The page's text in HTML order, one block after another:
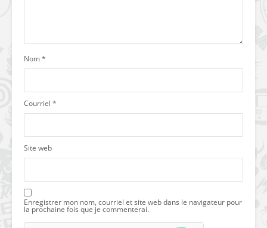
Nom*
Courriel *
Site web
Enregistrer mon nom, courriel et site web dans le navigateur pour
la prochaine fois que je commenterai.